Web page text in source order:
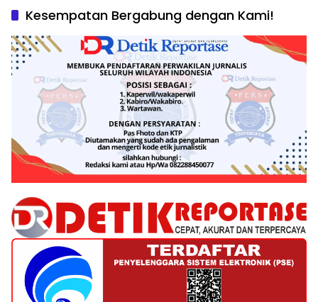
Kesempatan Bergabung dengan Kami!